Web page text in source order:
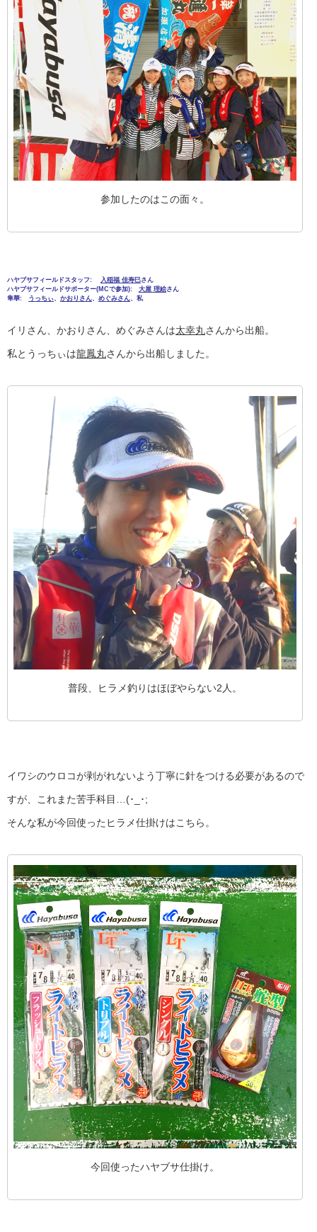
参加したのはこの面々。
ハヤブサフィールドスタッフ: 入稲福 佳寿巳さん
ハヤブサフィールドサポーター(MCで参加): 大屋 理絵さん
隼華: うっちぃ、 かおりさん、 めぐみさん、私
イリさん、かおりさん、めぐみさんは太幸丸さんから出船。
私とうっちぃは龍鳳丸さんから出船しました。
普段、ヒラメ釣りはほぼやらない2人。
イワシのウロコが剥がれないよう丁寧に針をつける必要があるので
すが、これまた苦手科目…(･_･;
そんな私が今回使ったヒラメ仕掛けはこちら。
今回使ったハヤブサ仕掛け。